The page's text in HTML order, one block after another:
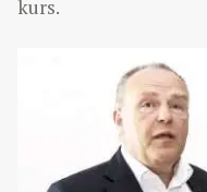
kurs.